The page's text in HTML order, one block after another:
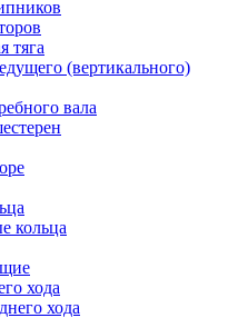
тяга
(вертикального)
вала
кольца
хода
хода